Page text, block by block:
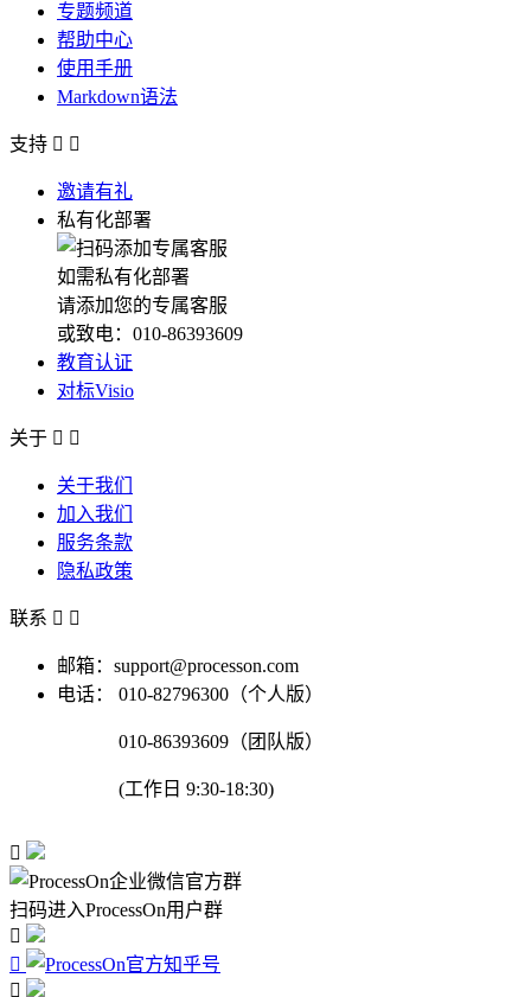
专题频道
帮助中心
使用手册
Markdown语法
支持  
邀请有礼
私有化部署
如需私有化部署
请添加您的专属客服
或致电：010-86393609
教育认证
对标Visio
关于  
关于我们
加入我们
服务条款
隐私政策
联系  
邮箱：support@processon.com
电话：
010-82796300（个人版）
010-86393609（团队版）
(工作日 9:30-18:30)

扫码进入ProcessOn用户群


